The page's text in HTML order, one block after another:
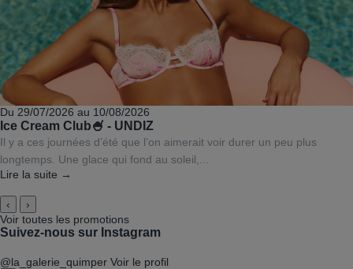
Du 29/07/2026 au 10/08/2026
Ice Cream Club🍧 - UNDIZ
Il y a ces journées d’été que l’on aimerait voir durer un peu plus
longtemps. Une glace qui fond au soleil,...
Lire la suite →
‹
›
Voir toutes les promotions
Suivez-nous sur Instagram
@la_galerie_quimper Voir le profil